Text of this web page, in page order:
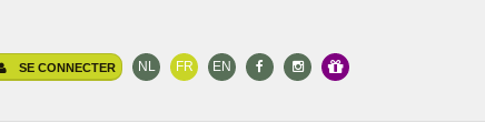
SE CONNECTER NL FR EN